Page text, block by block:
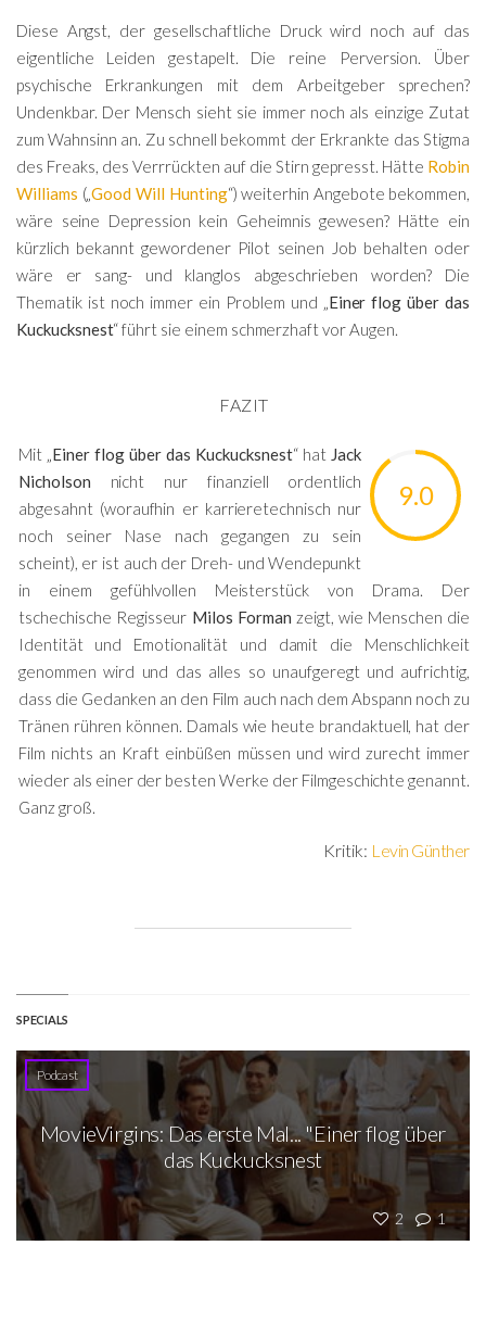
Diese Angst, der gesellschaftliche Druck wird noch auf das
eigentliche Leiden gestapelt. Die reine Perversion. Über
psychische Erkrankungen mit dem Arbeitgeber sprechen?
Undenkbar. Der Mensch sieht sie immer noch als einzige Zutat
zum Wahnsinn an. Zu schnell bekommt der Erkrankte das Stigma
des Freaks, des Verrrückten auf die Stirn gepresst. Hätte Robin
Williams („Good Will Hunting“) weiterhin Angebote bekommen,
wäre seine Depression kein Geheimnis gewesen? Hätte ein
kürzlich bekannt gewordener Pilot seinen Job behalten oder
wäre er sang- und klanglos abgeschrieben worden? Die
Thematik ist noch immer ein Problem und „ Einer flog über das
Kuckucksnest“ führt sie einem schmerzhaft vor Augen.
FAZIT
9.0
Mit „Einer flog über das Kuckucksnest“ hat Jack
Nicholson nicht nur finanziell ordentlich
abgesahnt (woraufhin er karrieretechnisch nur
noch seiner Nase nach gegangen zu sein
scheint), er ist auch der Dreh- und Wendepunkt
in einem gefühlvollen Meisterstück von Drama. Der
tschechische Regisseur Milos Forman zeigt, wie Menschen die
Identität und Emotionalität und damit die Menschlichkeit
genommen wird und das alles so unaufgeregt und aufrichtig,
dass die Gedanken an den Film auch nach dem Abspann noch zu
Tränen rühren können. Damals wie heute brandaktuell, hat der
Film nichts an Kraft einbüßen müssen und wird zurecht immer
wieder als einer der besten Werke der Filmgeschichte genannt.
Ganz groß.
Kritik: Levin Günther
SPECIALS
Podcast
2 1
MovieVirgins: Das erste Mal... "Einer flog über
das Kuckucksnest